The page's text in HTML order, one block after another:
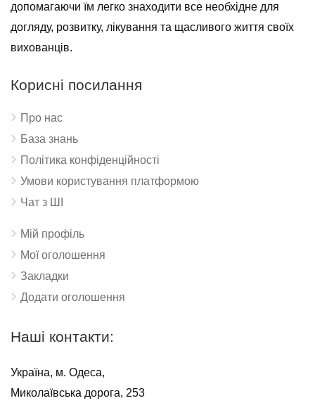
допомагаючи їм легко знаходити все необхідне для
догляду, розвитку, лікування та щасливого життя своїх
вихованців.
Корисні посилання
Про нас
База знань
Політика конфіденційності
Умови користування платформою
Чат з ШІ
Мій профіль
Мої оголошення
Закладки
Додати оголошення
Наші контакти:
Україна, м. Одеса,
Миколаївська дорога, 253